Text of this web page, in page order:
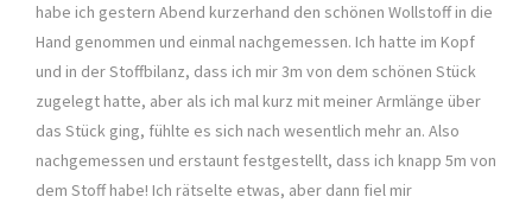
habe ich gestern Abend kurzerhand den schönen Wollstoff in die
Hand genommen und einmal nachgemessen. Ich hatte im Kopf
und in der Stoffbilanz, dass ich mir 3m von dem schönen Stück
zugelegt hatte, aber als ich mal kurz mit meiner Armlänge über
das Stück ging, fühlte es sich nach wesentlich mehr an. Also
nachgemessen und erstaunt festgestellt, dass ich knapp 5m von
dem Stoff habe! Ich rätselte etwas, aber dann fiel mir